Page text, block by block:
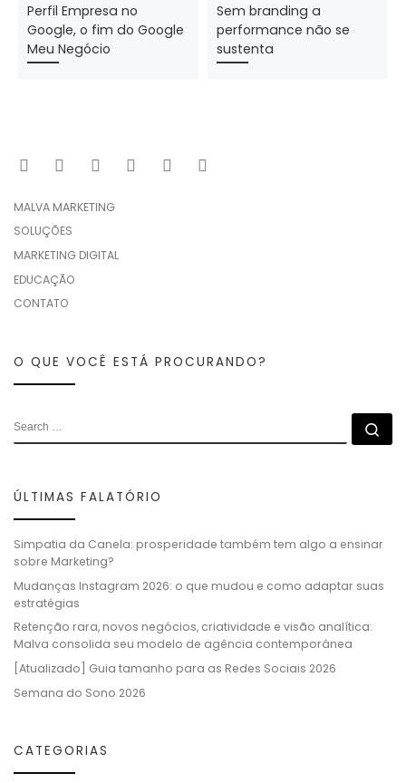
Perfil Empresa no
Google, o fim do Google
Meu Negócio
Sem branding a
performance não se
sustenta
MALVA MARKETING
SOLUÇÕES
MARKETING DIGITAL
EDUCAÇÃO
CONTATO
O QUE VOCÊ ESTÁ PROCURANDO?
ÚLTIMAS FALATÓRIO
Simpatia da Canela: prosperidade também tem algo a ensinar
sobre Marketing?
Mudanças Instagram 2026: o que mudou e como adaptar suas
estratégias
Retenção rara, novos negócios, criatividade e visão analítica:
Malva consolida seu modelo de agência contemporânea
[Atualizado] Guia tamanho para as Redes Sociais 2026
Semana do Sono 2026
CATEGORIAS